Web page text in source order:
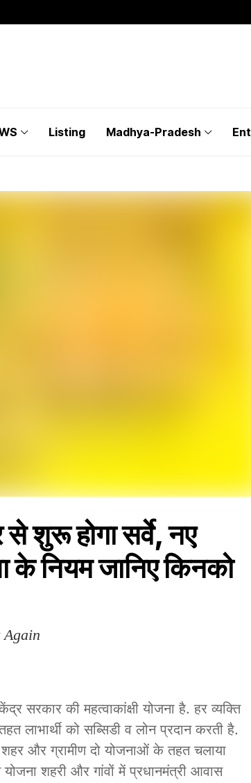
Listing Madhya-Pradesh
शुरू होगा सर्वे, नए
के नियम जानिए किनको
सरकार की महत्वाकांक्षी योजना है. हर व्यक्ति
लाभार्थी को सब्सिडी व लोन प्रदान करती है.
और ग्रामीण दो योजनाओं के तहत चलाया
शहरी और गांवों में प्रधानमंत्री आवास